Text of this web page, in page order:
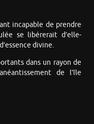
incapable de prendre
se libérerait d’elle-
divine.
dans un rayon de
de l’île